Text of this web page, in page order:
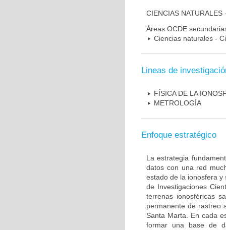
CIENCIAS NATURALES
Áreas OCDE
Ciencias naturales -
Lineas de
FÍSICA DE LA
METROLOGÍA
Enfoque estratégico
La estrategia
datos con una red
estado de la ionosfera y
de Investigaciones
terrenas ionosféricas
permanente de rastreo
Santa Marta. En cada
formar una base de